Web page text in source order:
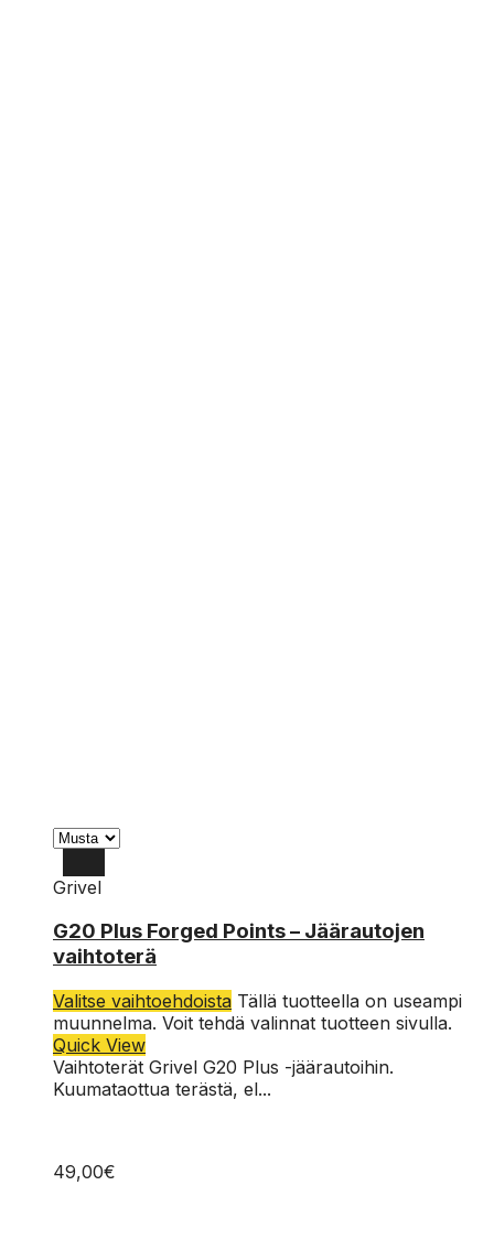
Grivel
G20 Plus Forged Points – Jäärautojen
vaihtoterä
Valitse vaihtoehdoista Tällä tuotteella on useampi
muunnelma. Voit tehdä valinnat tuotteen sivulla.
Quick View
Vaihtoterät Grivel G20 Plus -jäärautoihin.
Kuumataottua terästä, el...
49,00€